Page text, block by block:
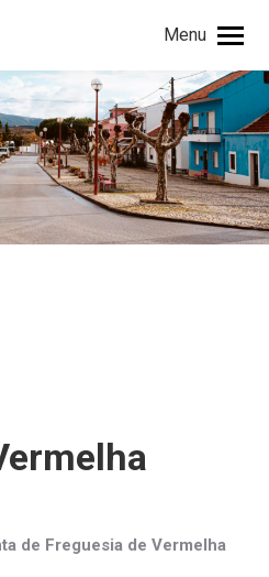
Menu
a
de Freguesia de Vermelha